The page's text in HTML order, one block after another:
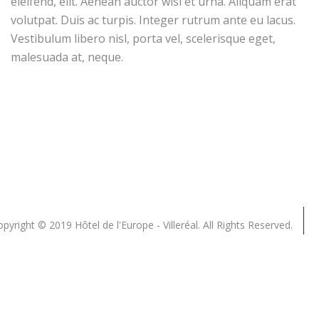
volutpat. Duis ac turpis. Integer rutrum ante eu lacus.
Vestibulum libero nisl, porta vel, scelerisque eget,
malesuada at, neque.
© 2019 Hôtel de l'Europe - Villeréal. All Rights Reserved.